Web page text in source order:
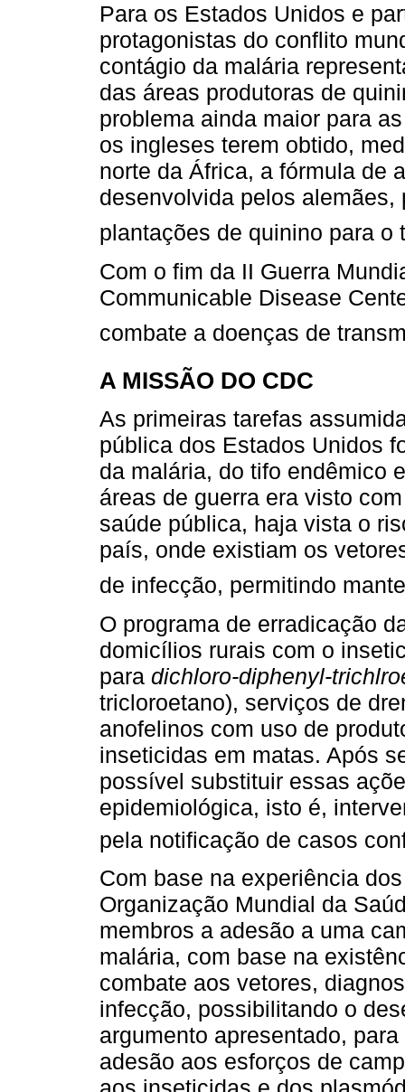
Para os Estados Unidos e
protagonistas do conflito
contágio da malária
das áreas produtoras de
problema ainda maior para
os ingleses terem obtido,
norte da África, a fórmula de
desenvolvida pelos
plantações de quinino para o
Com o fim da II Guerra
Communicable Disease
combate a doenças de
A MISSÃO DO CDC
As primeiras tarefas
pública dos Estados Unidos
da malária, do tifo endêmico
áreas de guerra era visto
saúde pública, haja vista o
país, onde existiam os
de infecção, permitindo
O programa de erradicação
domicílios rurais com o
para dichloro-diphenyl-
tricloroetano), serviços de
anofelinos com uso de
inseticidas em matas. Após
possível substituir essas
epidemiológica, isto é,
pela notificação de casos
Com base na experiência
Organização Mundial da
membros a adesão a uma
malária, com base na
combate aos vetores,
infecção, possibilitando o
argumento apresentado,
adesão aos esforços de